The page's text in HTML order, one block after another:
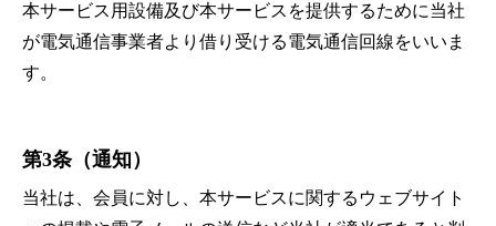
本サービス用設備及び本サービスを提供するために当社
が電気通信事業者より借り受ける電気通信回線をいいま
す。
第3条（通知）
当社は、会員に対し、本サービスに関するウェブサイト